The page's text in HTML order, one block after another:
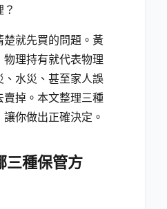
楚就先買的問題。黃
理持有就代表物理
、水災、甚至家人誤
賣掉。本文整理三種
你做出正確決定。
三種保管方